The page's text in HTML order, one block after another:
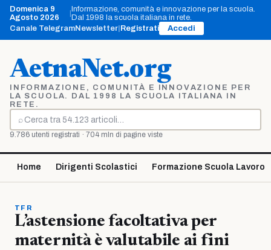
Vai
contenuto
Domenica 9
Agosto 2026
|Informazione, comunità e innovazione per la scuola.
Dal 1998 la scuola italiana in rete.
Canale TelegramNewsletter Registrati Accedi
AetnaNet.org
INFORMAZIONE, COMUNITÀ E INNOVAZIONE PER
LA SCUOLA. DAL 1998 LA SCUOLA ITALIANA IN
RETE.
⌕
Cerca
9.786 utenti registrati · 704 mln di pagine viste
Home Dirigenti Scolastici Formazione Scuola Lavoro
TFR
L’astensione facoltativa per
maternità è valutabile ai fini